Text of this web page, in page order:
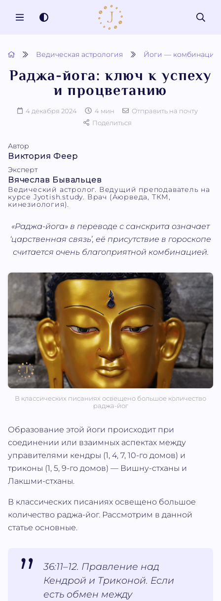
MENU
Ведическая астрология Йоги — комбинации
Раджа-йога: ключ к успеху
и процветанию
4 декабря 2024 4 мин
Отправить на почту
Поделиться
Автор
Виктория Феер
Эксперт
Вячеслав Бывальцев
Ведический астролог. Ведущий преподаватель на
курсе Jyotish.study. Врач (Аюрведа, ТКМ,
кинезиология).
«Раджа-йога» в переводе с санскрита означает
‘царственная связь’, её присутствие в гороскопе
считается очень благоприятной комбинацией.
В классических писаниях освещено большое количество
раджа-йог
Образование этой йоги происходит при
соединении или взаимных аспектах между
управителями кендры (1, 4, 7, 10-го домов) и
триконы (1, 5, 9-го домов) — Вишну-стханы и
Лакшми-стханы.
В классических писаниях освещено большое
количество раджа-йог. Рассмотрим в данной
статье основные.
36:11–12. Правление над
Кендрой и Триконой. Если
есть обмен между